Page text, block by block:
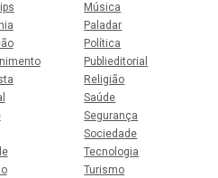
Música
Paladar
Política
Publieditorial
Religião
Saúde
Segurança
Sociedade
Tecnologia
Turismo